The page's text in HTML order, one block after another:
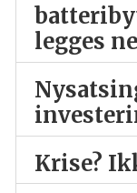
legges
Krise?